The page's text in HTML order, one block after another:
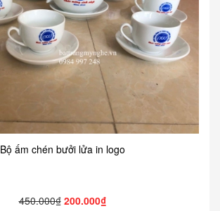
Bộ ấm chén bưởi lửa in logo
450.000₫ 200.000₫